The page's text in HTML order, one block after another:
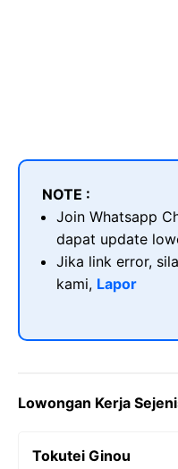
NOTE :
Join Whatsapp
dapat update
Jika link error,
kami, Lapor
Lowongan Kerja
Tokutei Ginou